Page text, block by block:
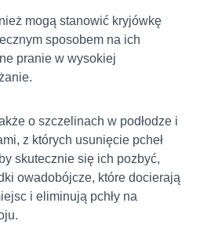
mogą stanowić kryjówkę
sposobem na ich
pranie w wysokiej
o szczelinach w podłodze i
z których usunięcie pcheł
skutecznie się ich pozbyć,
owadobójcze, które docierają
i eliminują pchły na